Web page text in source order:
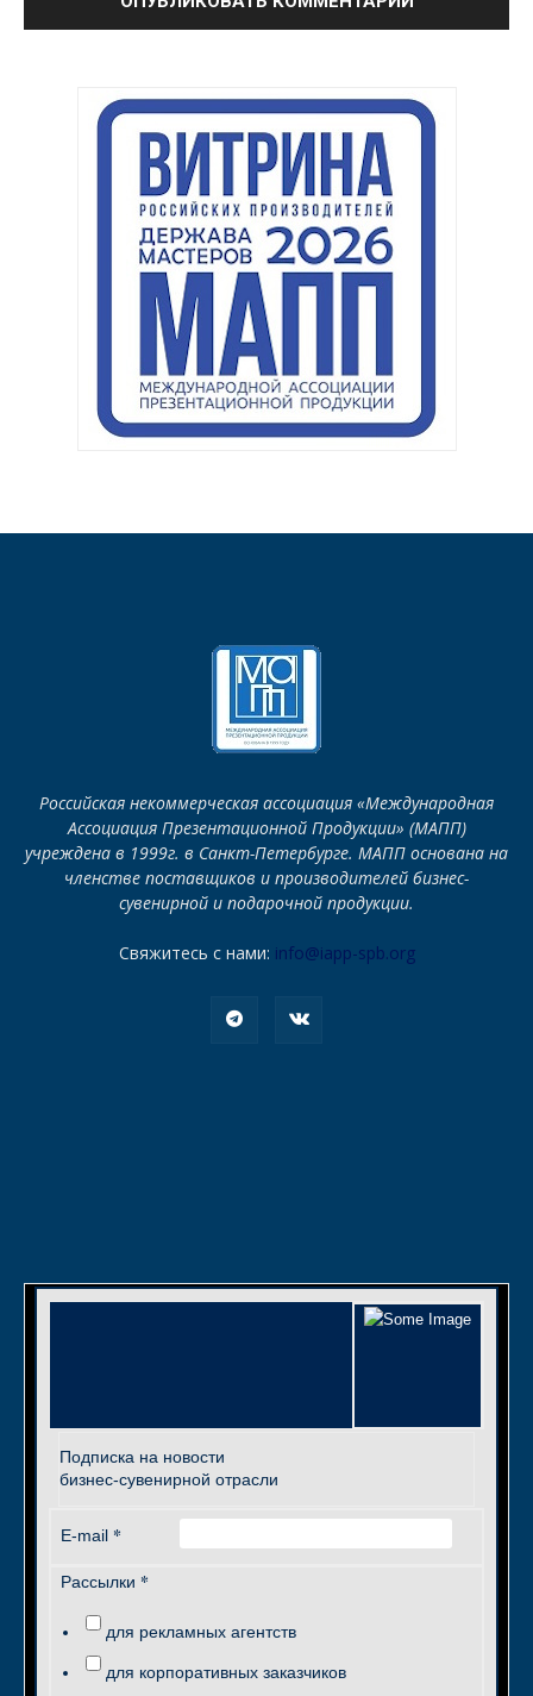
Российская некоммерческая ассоциация «Международная
Ассоциация Презентационной Продукции» (МАПП)
учреждена в 1999г. в Санкт-Петербурге. МАПП основана на
членстве поставщиков и производителей бизнес-
сувенирной и подарочной продукции.
Свяжитесь с нами: info@iapp-spb.org
Подписка на новости
бизнес-сувенирной отрасли
E-mail *
Рассылки *
для рекламных агентств
для корпоративных заказчиков